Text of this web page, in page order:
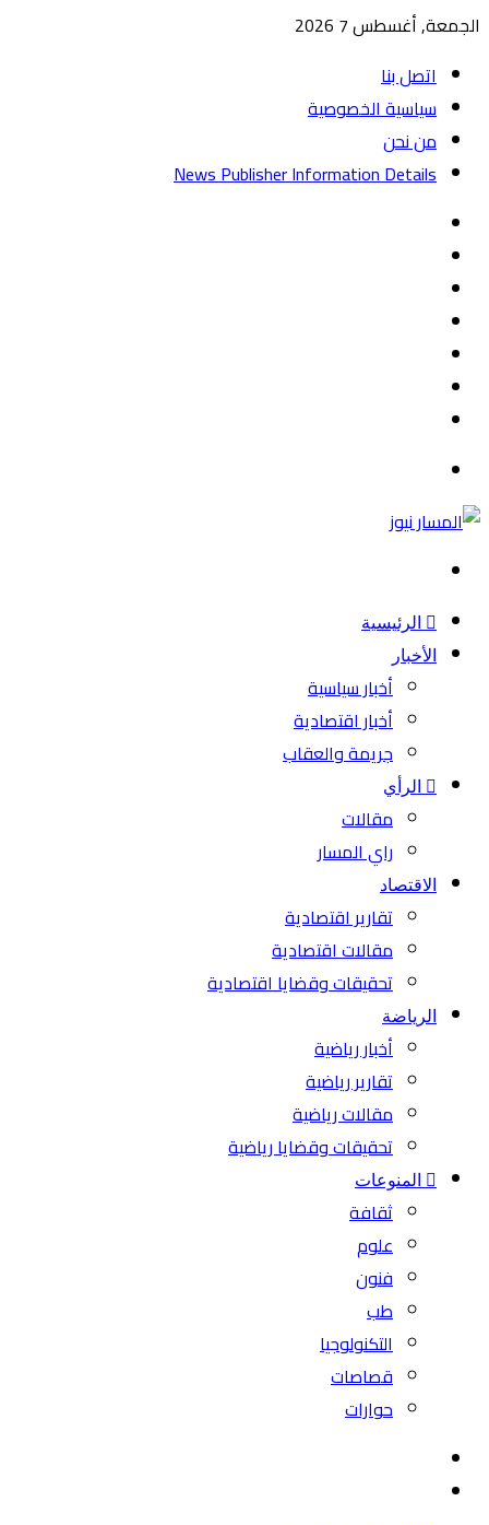
الجمعة, أغسطس 7 2026
اتصل بنا
سياسية الخصوصية
من نحن
News Publisher Information Details
الرئيسية
الأخبار
أخبار سياسية
أخبار اقتصادية
جريمة والعقاب
الرأي
مقالات
راي المسار
الاقتصاد
تقارير اقتصادية
مقالات اقتصادية
تحقيقات وقضايا اقتصادية
الرياضة
أخبار رياضية
تقارير رياضية
مقالات رياضية
تحقيقات وقضايا رياضية
المنوعات
ثقافة
علوم
فنون
طب
التكنولوجيا
قصاصات
حوارات